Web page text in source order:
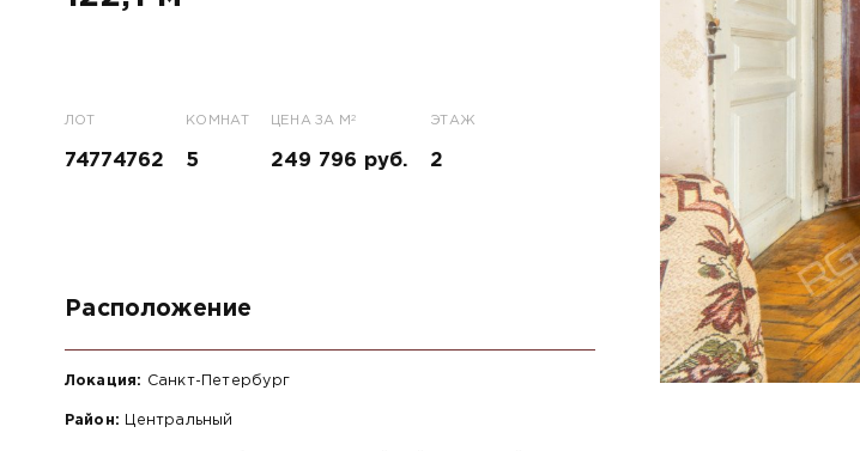
ЛОТ
74774762
КОМНАТ
5
ЦЕНА ЗА М2
249 796 руб.
ЭТАЖ
2
Расположение
Локация: Санкт-Петербург
Район: Центральный